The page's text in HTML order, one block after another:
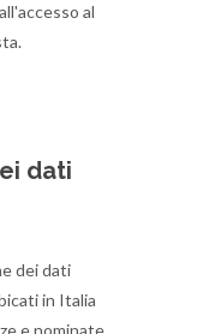
al
dati
dei dati
in Italia
e nominate